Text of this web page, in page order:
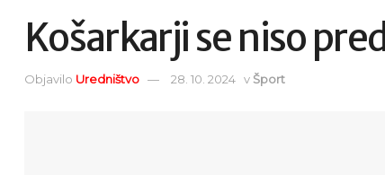
Košarkarji se niso
Objavilo Uredništvo 28. 10. 2024 vŠport